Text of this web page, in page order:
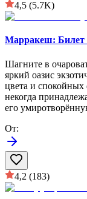
4,5 (5.7K)
Марракеш: Билет
Шагните в
яркий оазис
цвета и спокойных
некогда
его
От:
4,2 (183)